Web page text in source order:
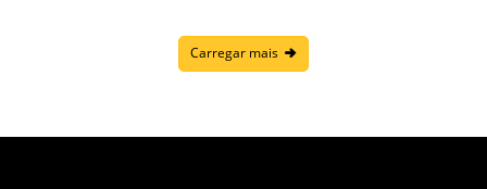
Carregar mais